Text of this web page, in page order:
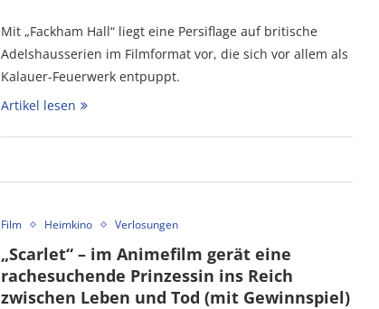
Mit „Fackham Hall“ liegt eine Persiflage auf britische
Adelshausserien im Filmformat vor, die sich vor allem als
Kalauer-Feuerwerk entpuppt.
Artikel lesen
Film Heimkino Verlosungen
„Scarlet“ – im Animefilm gerät eine
rachesuchende Prinzessin ins Reich
zwischen Leben und Tod (mit Gewinnspiel)